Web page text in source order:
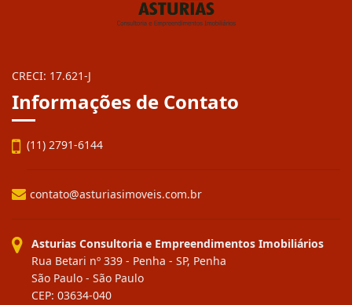
CRECI: 17.621-J
Informações de Contato
(11) 2791-6144
contato@asturiasimoveis.com.br
Asturias Consultoria e Empreendimentos Imobiliários
Rua Betari nº 339 - Penha - SP, Penha
São Paulo - São Paulo
CEP: 03634-040